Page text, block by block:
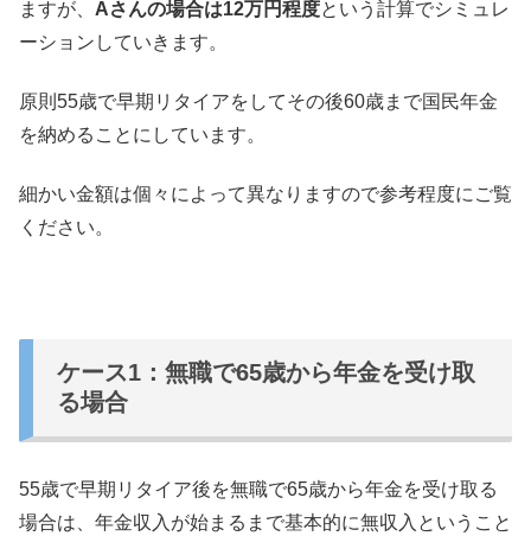
ますが、 Aさんの場合は12万円程度という計算でシミュレ
ーションしていきます。
原則55歳で早期リタイアをしてその後60歳まで国民年金
を納めることにしています。
細かい金額は個々によって異なりますので参考程度にご覧
ください。
ケース1：無職で65歳から年金を受け取
る場合
55歳で早期リタイア後を無職で65歳から年金を受け取る
場合は、年金収入が始まるまで基本的に無収入ということ